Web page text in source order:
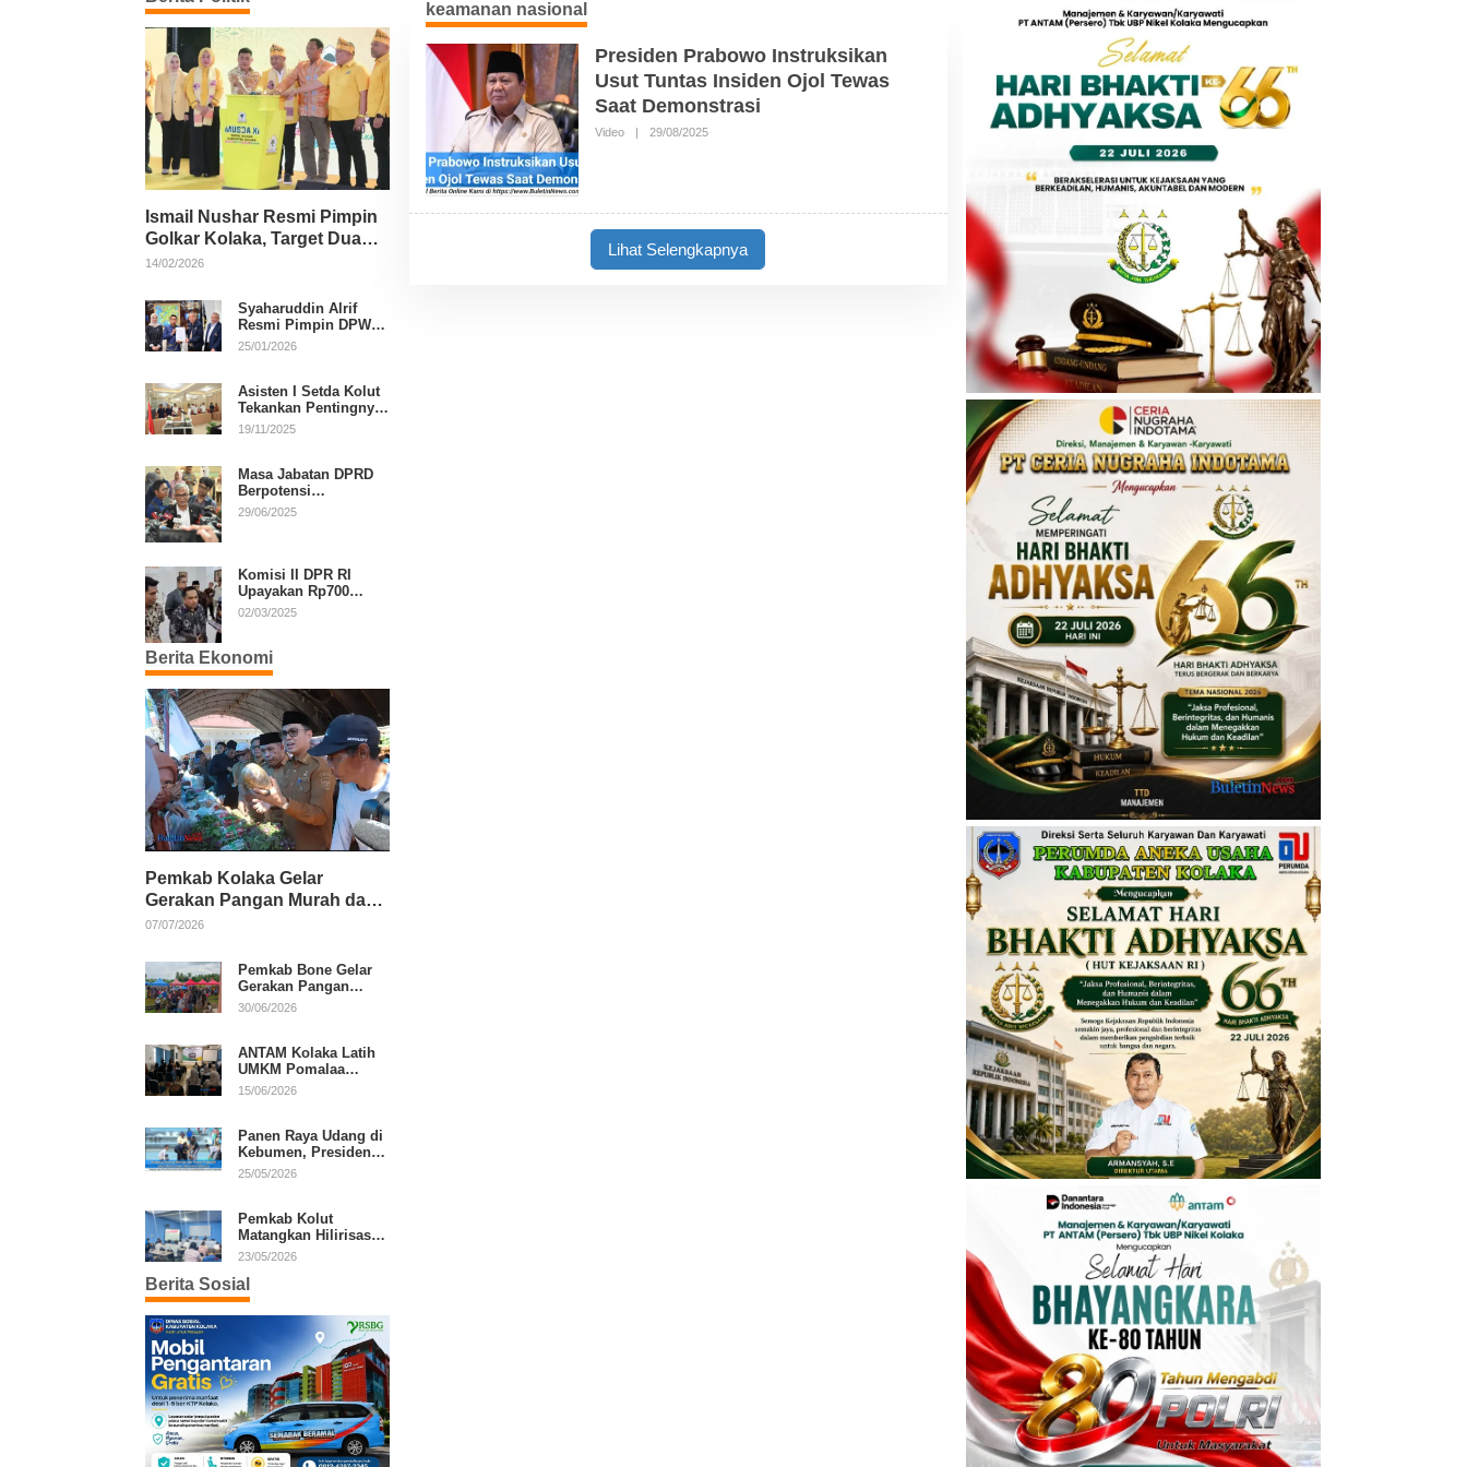
Ismail Nushar Resmi Pimpin
Golkar Kolaka, Target Dua
Kursi per Dapil
14/02/2026
Syaharuddin Alrif
Resmi Pimpin DPW
NasDem Sulsel
25/01/2026
Asisten I Setda Kolut
Tekankan Pentingnya
Pendidikan Politik
19/11/2025
Masa Jabatan DPRD
Berpotensi
Diperpanjang, Aria
29/06/2025
Komisi II DPR RI
Upayakan Rp700
Miliar dari APBN
Putusan MK
02/03/2025
Berita Ekonomi
Pemkab Kolaka Gelar
Gerakan Pangan Murah dan
Salurkan Pupuk Organik
07/07/2026
Pemkab Bone Gelar
Gerakan Pangan
Murah, Warga Serbu
30/06/2026
ANTAM Kolaka Latih
UMKM Pomalaa
Kembangkan Produk
15/06/2026
Panen Raya Udang di
Kebumen, Presiden
Prabowo Tekankan
25/05/2026
Pemkab Kolut
Matangkan Hilirisasi
Kakao dan Kelapa,
Daerah
23/05/2026
Berita Sosial
keamanan nasional
Presiden Prabowo Instruksikan
Usut Tuntas Insiden Ojol Tewas
Saat Demonstrasi
Video | 29/08/2025O
T
I
Lihat Selengkapnya